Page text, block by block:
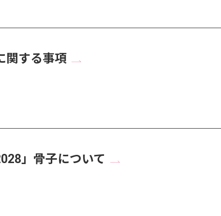
関する事項
」骨子について